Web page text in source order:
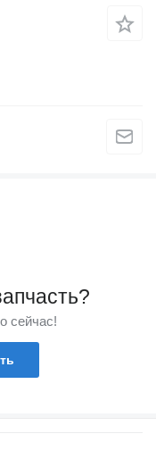
сейчас!